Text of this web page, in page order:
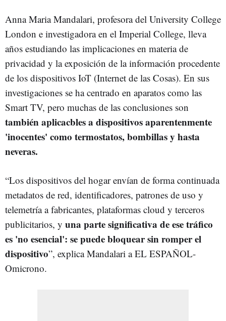
Anna Maria Mandalari, profesora del University College
London e investigadora en el Imperial College, lleva
años estudiando las implicaciones en materia de
privacidad y la exposición de la información procedente
de los dispositivos IoT (Internet de las Cosas). En sus
investigaciones se ha centrado en aparatos como las
Smart TV, pero muchas de las conclusiones son
también aplicacbles a dispositivos aparentenmente
'inocentes' como termostatos, bombillas y hasta
neveras.
“Los dispositivos del hogar envían de forma continuada
metadatos de red, identificadores, patrones de uso y
telemetría a fabricantes, plataformas cloud y terceros
publicitarios, y una parte significativa de ese tráfico
es 'no esencial': se puede bloquear sin romper el
dispositivo”, explica Mandalari a EL ESPAÑOL-
Omicrono.